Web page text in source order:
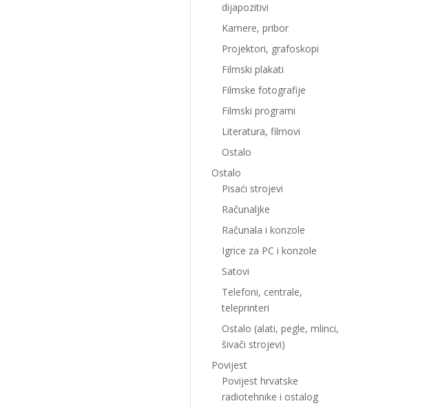
dijapozitivi
Kamere, pribor
Projektori, grafoskopi
Filmski plakati
Filmske fotografije
Filmski programi
Literatura, filmovi
Ostalo
Ostalo
Pisaći strojevi
Računaljke
Računala i konzole
Igrice za PC i konzole
Satovi
Telefoni, centrale,
teleprinteri
Ostalo (alati, pegle, mlinci,
šivači strojevi)
Povijest
Povijest hrvatske
radiotehnike i ostalog